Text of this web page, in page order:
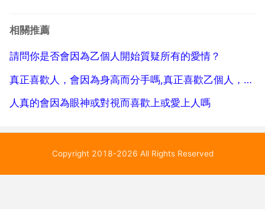
的。真正的朋友是打不散的 朋友是傷心最想見的人，是
相關推薦
請問你是否會因為乙個人開始質疑所有的愛情？
真正喜歡人，會因為身高而分手嗎,真正喜歡乙個人，會因為身高而分手嗎
人真的會因為眼神或對視而喜歡上或愛上人嗎
Copyright 2018-2026 All Rights Reserved